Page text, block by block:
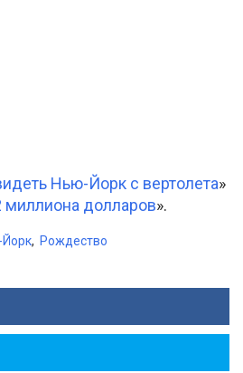
Нью-Йорк с вертолета»
миллиона долларов».
, Рождество